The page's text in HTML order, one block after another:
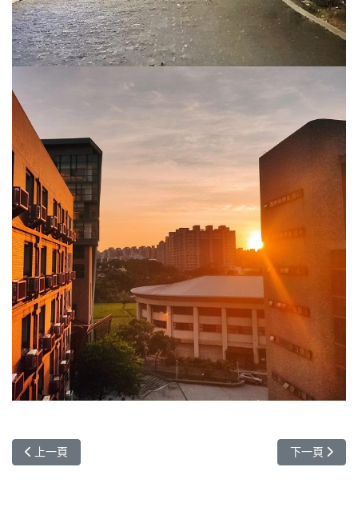
上一篇文章: 來自印度Shubham Ahire的故事-復興鄉
上一頁 下一篇文章:
下一頁